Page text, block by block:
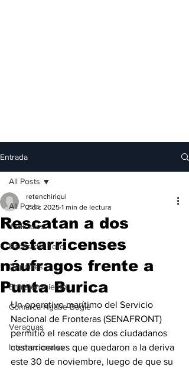
Entrada
All Posts
Judiciales
Bocas del Toro
Deportes
Entretenimiento
Comarca Ngäbe-Buglé
Veraguas
Internacionales
All Posts
Rescatan a dos
costarricenses
náufragos frente a
Punta Burica
retenchiriqui
2 dic 2025 1 min de lectura
Un operativo marítimo del Servicio
Nacional de Fronteras (SENAFRONT)
permitió el rescate de dos ciudadanos
costarricenses que quedaron a la deriva
este 30 de noviembre, luego de que su